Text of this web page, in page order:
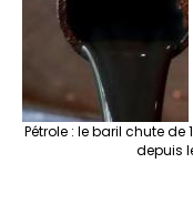
Pétrole : le baril chute de
depuis